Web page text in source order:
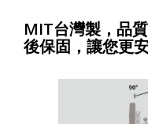
MIT台灣製，品
後保固，讓您更